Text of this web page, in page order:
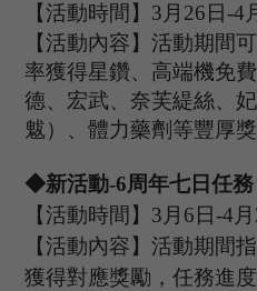
【活動時間】 3月 26 日-4
【活動內容】活動期間
率獲得星鑽、高端機免
德、宏武、奈芙緹絲、
魃）、體力藥劑等豐厚
◆新活動-6周年七日任務
【活動時間】 3月 6 日-4月
【活動內容】活動期間
獲得對應獎勵，任務進